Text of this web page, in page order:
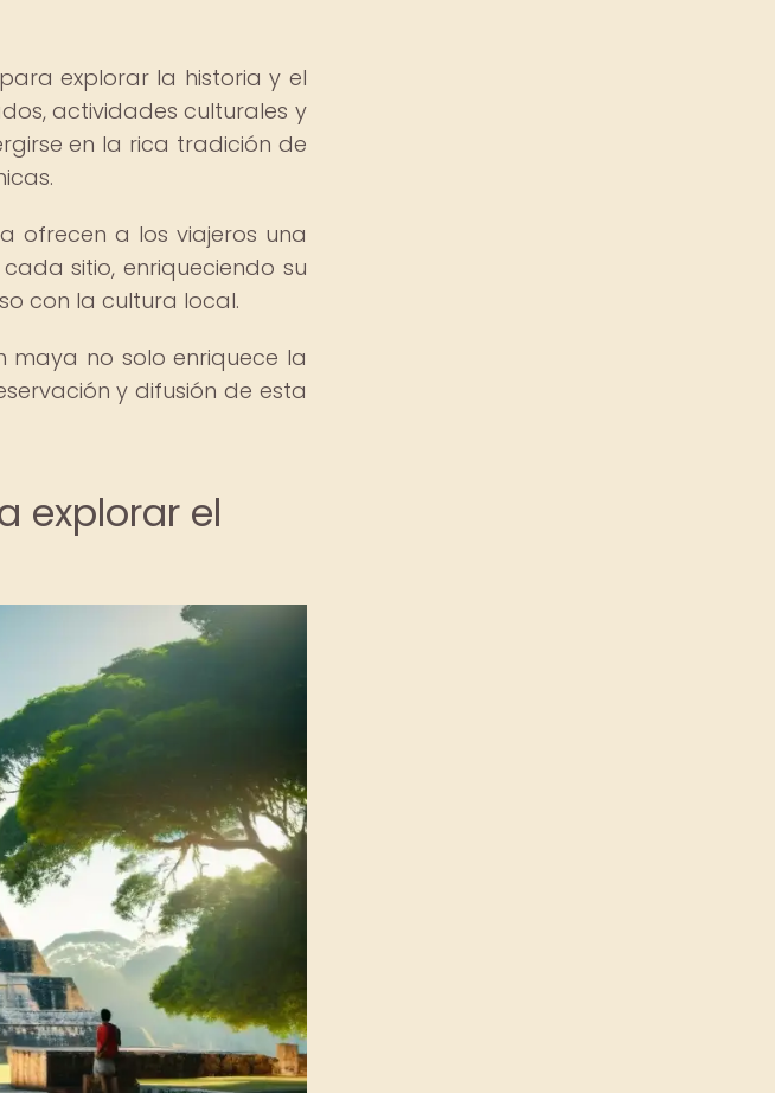
explorar la historia y el
actividades culturales y
en la rica tradición de
ofrecen a los viajeros una
sitio, enriqueciendo su
con la cultura local.
maya no solo enriquece la
y difusión de esta
explorar el